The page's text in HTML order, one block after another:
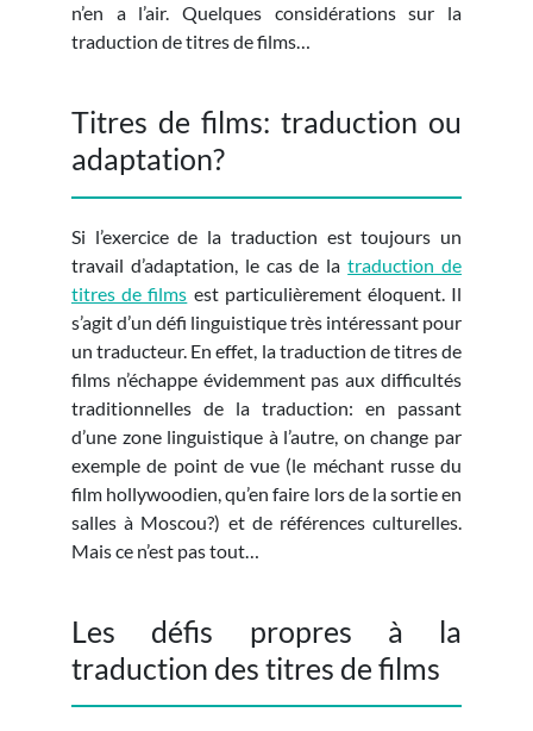
n’en a l’air. Quelques considérations sur la
traduction de titres de films…
Titres de films: traduction ou
adaptation?
Si l’exercice de la traduction est toujours un
travail d’adaptation, le cas de latraduction de
titres de films est particulièrement éloquent. Il
s’agit d’un défi linguistique très intéressant pour
un traducteur. En effet, la traduction de titres de
films n’échappe évidemment pas aux difficultés
traditionnelles de la traduction: en passant
d’une zone linguistique à l’autre, on change par
exemple de point de vue (le méchant russe du
film hollywoodien, qu’en faire lors de la sortie en
salles à Moscou?) et de références culturelles.
Mais ce n’est pas tout…
Les défis propres à la
traduction des titres de films